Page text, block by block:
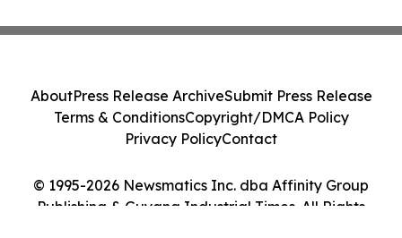
© 1995-2026 Newsmatics Inc. dba Affinity Group
Publishing & Guyana Industrial Times. All Rights
AboutPress Release ArchiveSubmit Press Release
Terms & ConditionsCopyright/DMCA Policy
Privacy PolicyContact